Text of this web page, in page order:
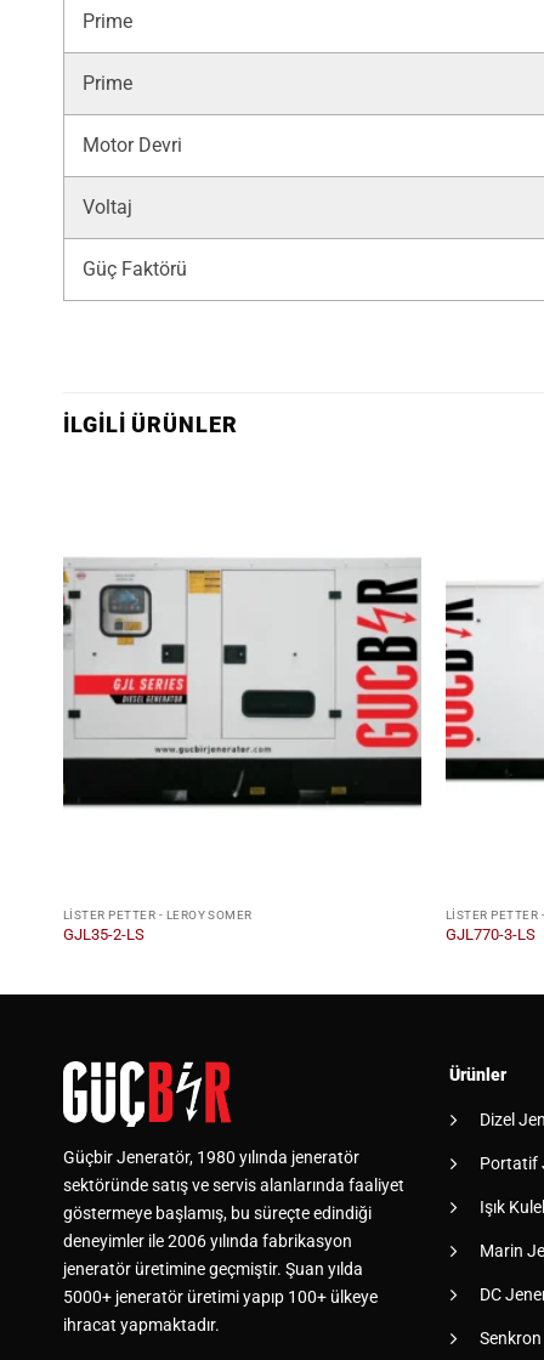
Prime
Prime
Motor Devri
Voltaj
Güç Faktörü
İLGILI ÜRÜNLER
LISTER PETTER - LEROY SOMER
GJL35-2-LS
LISTER PETTER
GJL770-3-LS
Güçbir Jeneratör, 1980 yılında jeneratör
sektöründe satış ve servis alanlarında faaliyet
göstermeye başlamış, bu süreçte edindiği
deneyimler ile 2006 yılında fabrikasyon
jeneratör üretimine geçmiştir. Şuan yılda
5000+ jeneratör üretimi yapıp 100+ ülkeye
ihracat yapmaktadır.
Ürünler
Dizel
Portatif
Işık
Marin
DC